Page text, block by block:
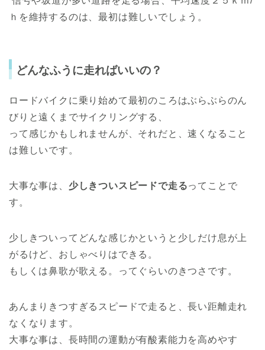
ｈを維持するのは、最初は難しいでしょう。
どんなふうに走ればいいの？
ロードバイクに乗り始めて最初のころはぶらぶらのん
びりと遠くまでサイクリングする、
って感じかもしれませんが、それだと、速くなること
は難しいです。
大事な事は、 少しきついスピードで走るってことで
す。
少しきついってどんな感じかというと少しだけ息が上
がるけど、おしゃべりはできる。
もしくは鼻歌が歌える。ってぐらいのきつさです。
あんまりきつすぎるスピードで走ると、長い距離走れ
なくなります。
大事な事は、長時間の運動が有酸素能力を高めやす